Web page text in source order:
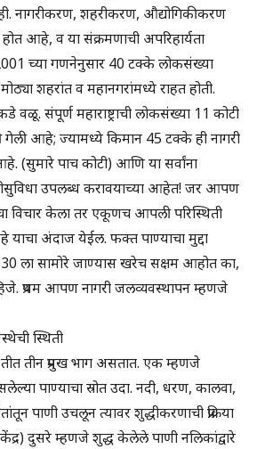
नागरीकरण, शहरीकरण, औद्योगिकीकरण
आहे, व या संक्रमणाची अपरिहार्यता
च्या गणनेनुसार 40 टक्के लोकसंख्या
शहरांत व महानगरांमध्ये राहत होती.
वळू. संपूर्ण महाराष्ट्राची लोकसंख्या 11 कोटी
आहे; ज्यामध्ये किमान 45 टक्के ही नागरी
(सुमारे पाच कोटी) आणि या सर्वांना
उपलब्ध करावयाच्या आहेत! जर आपण
विचार केला तर एकूणच आपली परिस्थिती
याचा अंदाज येईल. फक्त पाण्याचा मुद्दा
ला सामोरे जाण्यास खरेच सक्षम आहोत का,
प्रथम आपण नागरी जलव्यवस्थापन म्हणजे
स्थिती
तीन प्रमुख भाग असतात. एक म्हणजे
पाण्याचा स्रोत उदा. नदी, धरण, कालवा,
पाणी उचलून त्यावर शुद्धीकरणाची प्रक्रिया
दुसरे म्हणजे शुद्ध केलेले पाणी नलिकांद्वारे